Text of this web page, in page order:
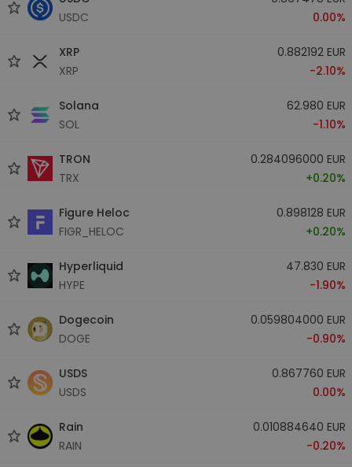
USDC
0.00%
XRP
XRP
0.882192 EUR
-2.10%
Solana
SOL
62.980 EUR
-1.10%
TRON
TRX
0.284096000 EUR
+0.20%
Figure Heloc
FIGR_HELOC
0.898128 EUR
+0.20%
Hyperliquid
HYPE
47.830 EUR
-1.90%
Dogecoin
DOGE
0.059804000 EUR
-0.90%
USDS
USDS
0.867760 EUR
0.00%
Rain
RAIN
0.010884640 EUR
-0.20%